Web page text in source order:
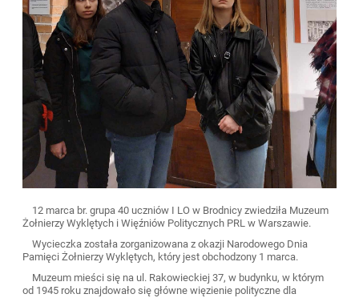
12 marca br. grupa 40 uczniów I LO w Brodnicy zwiedziła Muzeum
Żołnierzy Wyklętych i Więźniów Politycznych PRL w Warszawie.
Wycieczka została zorganizowana z okazji Narodowego Dnia
Pamięci Żołnierzy Wyklętych, który jest obchodzony 1 marca.
Muzeum mieści się na ul. Rakowieckiej 37, w budynku, w którym
od 1945 roku znajdowało się główne więzienie polityczne dla